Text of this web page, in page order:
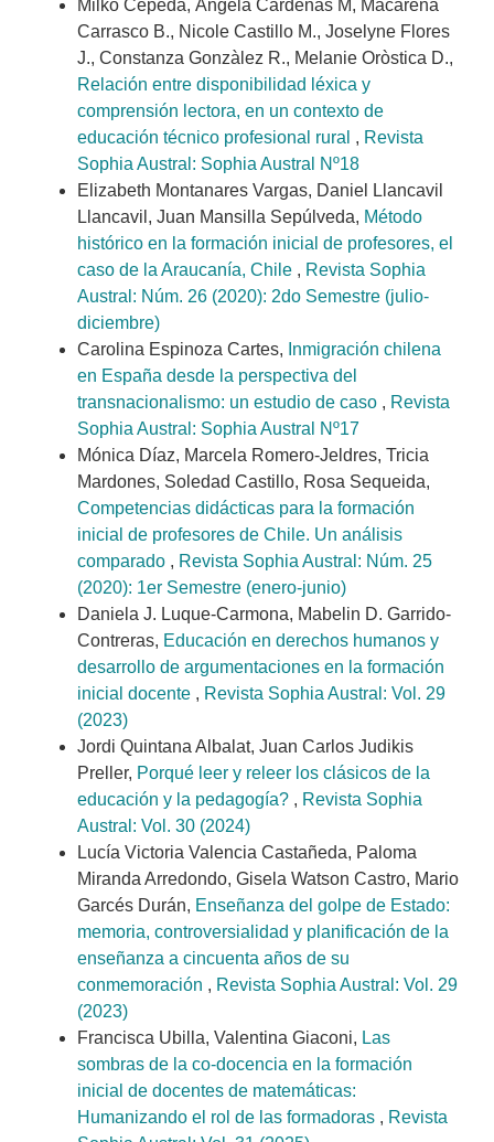
Milko Cepeda, Àngela Càrdenas M, Macarena
Carrasco B., Nicole Castillo M., Joselyne Flores
J., Constanza Gonzàlez R., Melanie Oròstica D.,
Relación entre disponibilidad léxica y
comprensión lectora, en un contexto de
educación técnico profesional rural , Revista
Sophia Austral: Sophia Austral Nº18
Elizabeth Montanares Vargas, Daniel Llancavil
Llancavil, Juan Mansilla Sepúlveda, Método
histórico en la formación inicial de profesores, el
caso de la Araucanía, Chile , Revista Sophia
Austral: Núm. 26 (2020): 2do Semestre (julio-
diciembre)
Carolina Espinoza Cartes, Inmigración chilena
en España desde la perspectiva del
transnacionalismo: un estudio de caso , Revista
Sophia Austral: Sophia Austral Nº17
Mónica Díaz, Marcela Romero-Jeldres, Tricia
Mardones, Soledad Castillo, Rosa Sequeida,
Competencias didácticas para la formación
inicial de profesores de Chile. Un análisis
comparado , Revista Sophia Austral: Núm. 25
(2020): 1er Semestre (enero-junio)
Daniela J. Luque-Carmona, Mabelin D. Garrido-
Contreras, Educación en derechos humanos y
desarrollo de argumentaciones en la formación
inicial docente , Revista Sophia Austral: Vol. 29
(2023)
Jordi Quintana Albalat, Juan Carlos Judikis
Preller, Porqué leer y releer los clásicos de la
educación y la pedagogía? , Revista Sophia
Austral: Vol. 30 (2024)
Lucía Victoria Valencia Castañeda, Paloma
Miranda Arredondo, Gisela Watson Castro, Mario
Garcés Durán, Enseñanza del golpe de Estado:
memoria, controversialidad y planificación de la
enseñanza a cincuenta años de su
conmemoración , Revista Sophia Austral: Vol. 29
(2023)
Francisca Ubilla, Valentina Giaconi, Las
sombras de la co-docencia en la formación
inicial de docentes de matemáticas:
Humanizando el rol de las formadoras , Revista